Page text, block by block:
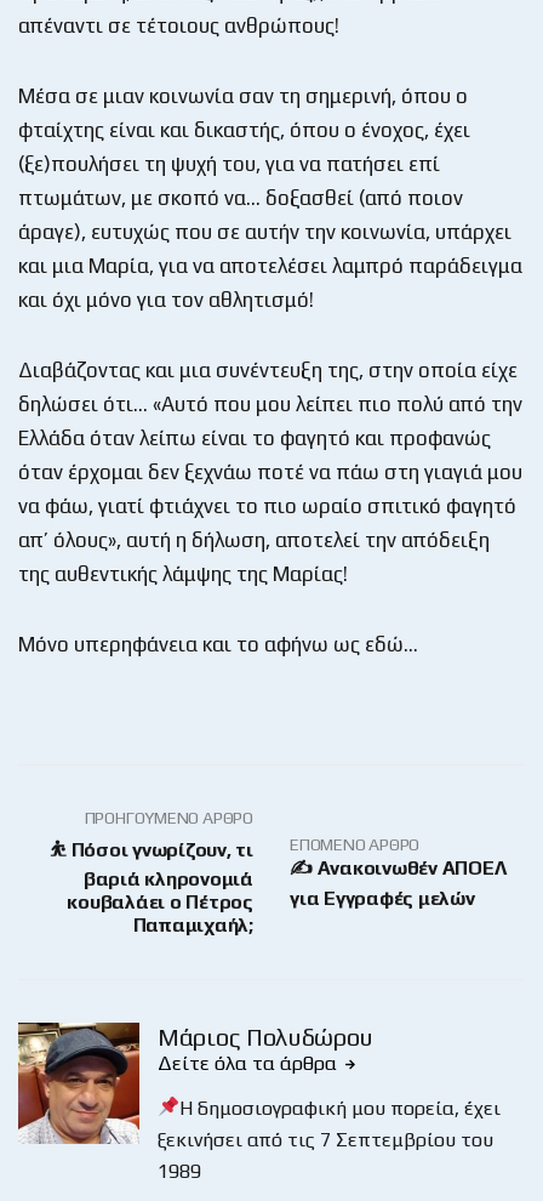
απέναντι σε τέτοιους ανθρώπους!
Μέσα σε μιαν κοινωνία σαν τη σημερινή, όπου ο
φταίχτης είναι και δικαστής, όπου ο ένοχος, έχει
(ξε)πουλήσει τη ψυχή του, για να πατήσει επί
πτωμάτων, με σκοπό να… δοξασθεί (από ποιον
άραγε), ευτυχώς που σε αυτήν την κοινωνία, υπάρχει
και μια Μαρία, για να αποτελέσει λαμπρό παράδειγμα
και όχι μόνο για τον αθλητισμό!
Διαβάζοντας και μια συνέντευξη της, στην οποία είχε
δηλώσει ότι… «Αυτό που μου λείπει πιο πολύ από την
Ελλάδα όταν λείπω είναι το φαγητό και προφανώς
όταν έρχομαι δεν ξεχνάω ποτέ να πάω στη γιαγιά μου
να φάω, γιατί φτιάχνει το πιο ωραίο σπιτικό φαγητό
απ’ όλους», αυτή η δήλωση, αποτελεί την απόδειξη
της αυθεντικής λάμψης της Μαρίας!
Μόνο υπερηφάνεια και το αφήνω ως εδώ…
ΠΡΟΗΓΟΎΜΕΝΟ ΆΡΘΡΟ
⛹️ Πόσοι γνωρίζουν, τι
βαριά κληρονομιά
κουβαλάει ο Πέτρος
Παπαμιχαήλ;
ΕΠΌΜΕΝΟ ΆΡΘΡΟ
✍ Ανακοινωθέν ΑΠΟΕΛ
για Εγγραφές μελών
Μάριος Πολυδώρου
Δείτε όλα τα άρθρα
Η δημοσιογραφική μου πορεία, έχει
ξεκινήσει από τις 7 Σεπτεμβρίου του
1989